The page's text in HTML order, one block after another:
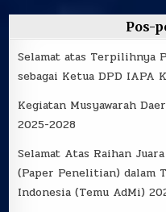
Pos-
Selamat atas Terpilihnya
sebagai Ketua DPD IAPA
Kegiatan Musyawarah
2025-2028
Selamat Atas Raihan
(Paper Penelitian) dalam
Indonesia (Temu AdMi)